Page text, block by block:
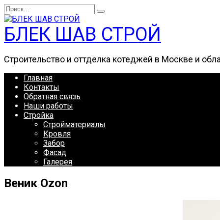
Перейти
к
содержанию
Search
for:
БЛЕК ШАВ СТРОЙ
Строительство и оттделка котеджей в Москве и
Главная
Контакты
Обратная связь
Наши работы
Стройка
Стройматериалы
Кровля
Забор
Фасад
Галерея
Веник Ozon